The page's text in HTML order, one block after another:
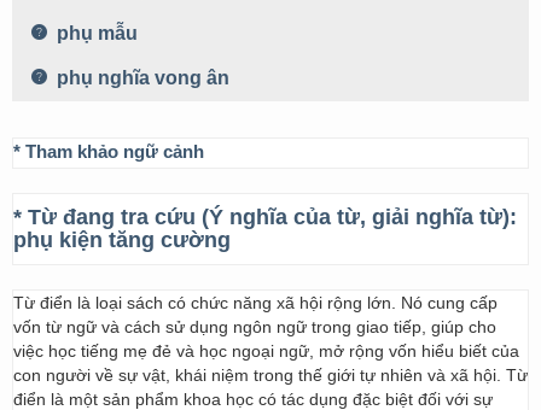
phụ mẫu
phụ nghĩa vong ân
* Tham khảo ngữ cảnh
* Từ đang tra cứu (Ý nghĩa của từ, giải nghĩa từ):
phụ kiện tăng cường
Từ điển là loại sách có chức năng xã hội rộng lớn. Nó cung cấp
vốn từ ngữ và cách sử dụng ngôn ngữ trong giao tiếp, giúp cho
việc học tiếng mẹ đẻ và học ngoại ngữ, mở rộng vốn hiểu biết của
con người về sự vật, khái niệm trong thế giới tự nhiên và xã hội. Từ
điển là một sản phẩm khoa học có tác dụng đặc biệt đối với sự